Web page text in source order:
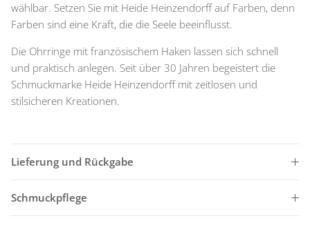
wählbar. Setzen Sie mit Heide Heinzendorff auf Farben, denn
Farben sind eine Kraft, die die Seele beeinflusst.
Die Ohrringe mit französischem Haken lassen sich schnell
und praktisch anlegen. Seit über 30 Jahren begeistert die
Schmuckmarke Heide Heinzendorff mit zeitlosen und
stilsicheren Kreationen.
Lieferung und Rückgabe
Schmuckpflege